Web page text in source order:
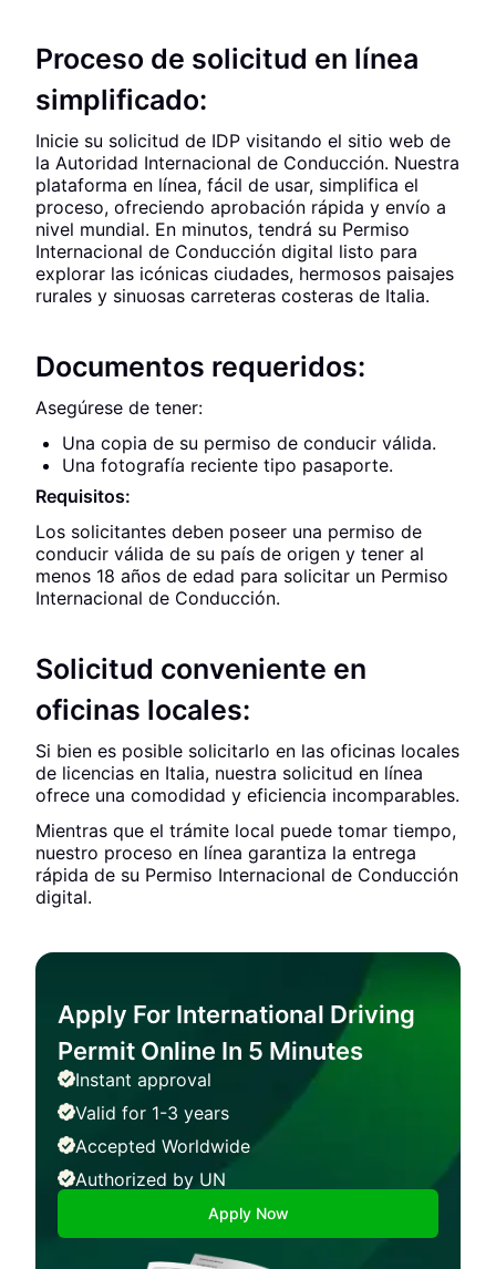
Proceso de solicitud en línea
simplificado:
Inicie su solicitud de IDP visitando el sitio web de
la Autoridad Internacional de Conducción. Nuestra
plataforma en línea, fácil de usar, simplifica el
proceso, ofreciendo aprobación rápida y envío a
nivel mundial. En minutos, tendrá su Permiso
Internacional de Conducción digital listo para
explorar las icónicas ciudades, hermosos paisajes
rurales y sinuosas carreteras costeras de Italia.
Documentos requeridos:
Asegúrese de tener:
Una copia de su permiso de conducir válida.
Una fotografía reciente tipo pasaporte.
Requisitos:
Los solicitantes deben poseer una permiso de
conducir válida de su país de origen y tener al
menos 18 años de edad para solicitar un Permiso
Internacional de Conducción.
Solicitud conveniente en
oficinas locales:
Si bien es posible solicitarlo en las oficinas locales
de licencias en Italia, nuestra solicitud en línea
ofrece una comodidad y eficiencia incomparables.
Mientras que el trámite local puede tomar tiempo,
nuestro proceso en línea garantiza la entrega
rápida de su Permiso Internacional de Conducción
digital.
Apply For International Driving
Permit Online In 5 Minutes
Instant approval
Valid for 1-3 years
Accepted Worldwide
Authorized by UN
Apply Now